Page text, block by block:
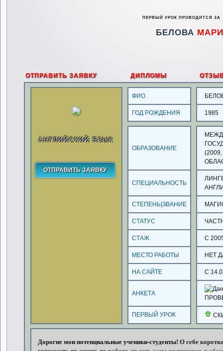
ПЕРВЫЙ УРОК ПРОВОДИТСЯ ЗА
БЕЛОВА
ОТПРАВИТЬ ЗАЯВКУ ДИПЛОМЫ
АНГЛИЙСКИЙ ЯЗЫК
ФИО
ГОД РОЖДЕНИЯ 1985
ОБРАЗОВАНИЕ
(2009,
СПЕЦИАЛЬНОСТЬ
СТЕПЕНЬ|ЗВАНИЕ
СТАТУС
СТАЖ С
МЕСТО РАБОТЫ НЕТ
НА САЙТЕ С
АНКЕТА
ПЕРВЫЙ УРОК
Дорогиемоипотенциальныеученики-студенты! Осебе